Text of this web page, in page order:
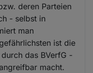
deren Parteien
- selbst in
man
ist die
das BVerfG -
macht.